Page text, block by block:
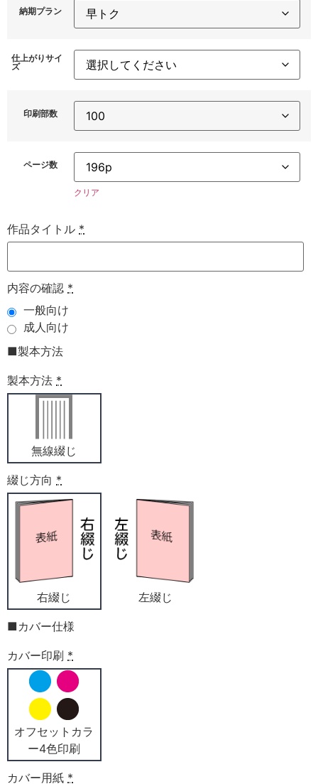
納期プラン
仕上がりサイ
ズ
印刷部数
ページ数
クリア
作品タイトル *
内容の確認 *
一般向け
成人向け
■製本方法
製本方法 *
無線綴じ
綴じ方向 *
右綴じ 左綴じ
■カバー仕様
カバー印刷 *
オフセットカラ
ー4色印刷
カバー用紙 *